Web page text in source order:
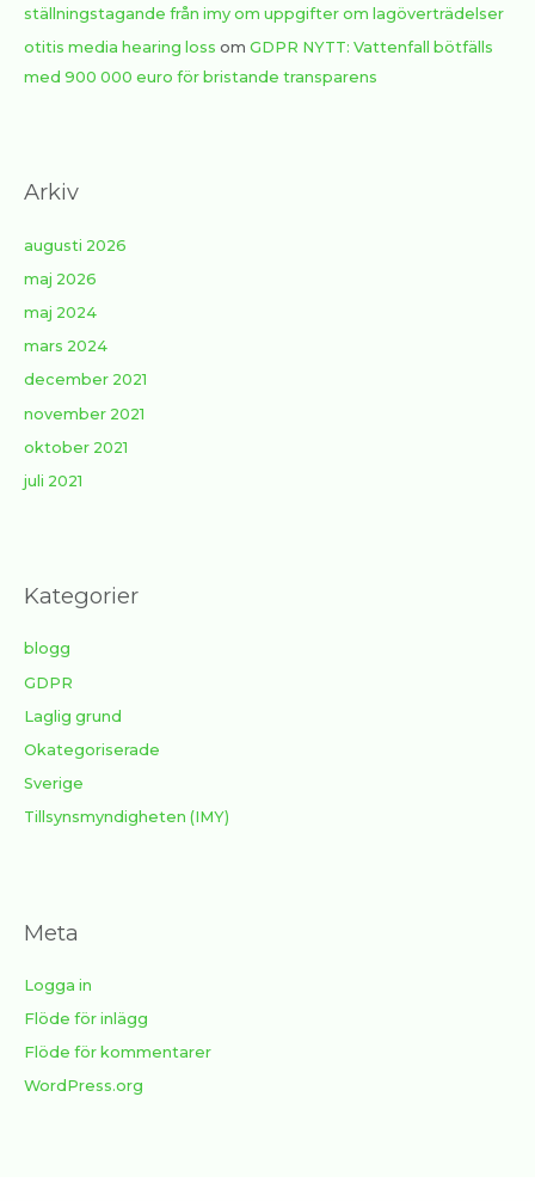
ställningstagande från imy om uppgifter om lagöverträdelser
otitis media hearing loss om GDPR NYTT: Vattenfall bötfälls
med 900 000 euro för bristande transparens
Arkiv
augusti 2026
maj 2026
maj 2024
mars 2024
december 2021
november 2021
oktober 2021
juli 2021
Kategorier
blogg
GDPR
Laglig grund
Okategoriserade
Sverige
Tillsynsmyndigheten (IMY)
Meta
Logga in
Flöde för inlägg
Flöde för kommentarer
WordPress.org